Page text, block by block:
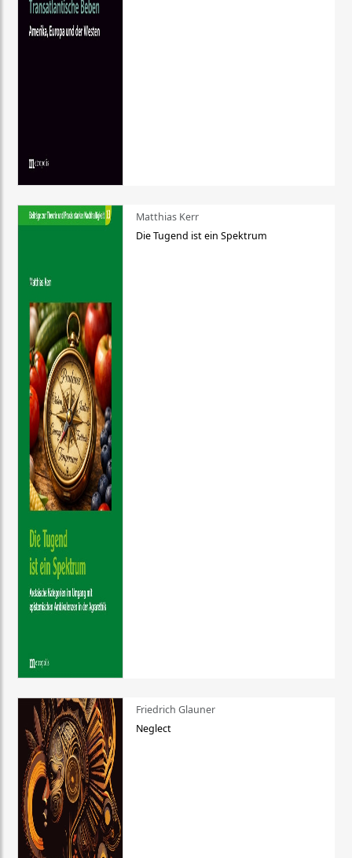
Matthias Kerr
Die Tugend ist ein Spektrum
Friedrich Glauner
Neglect